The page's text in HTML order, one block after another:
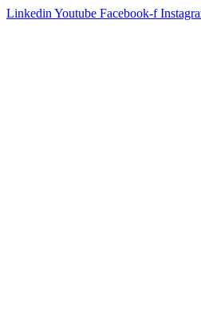
Linkedin Youtube Facebook-f